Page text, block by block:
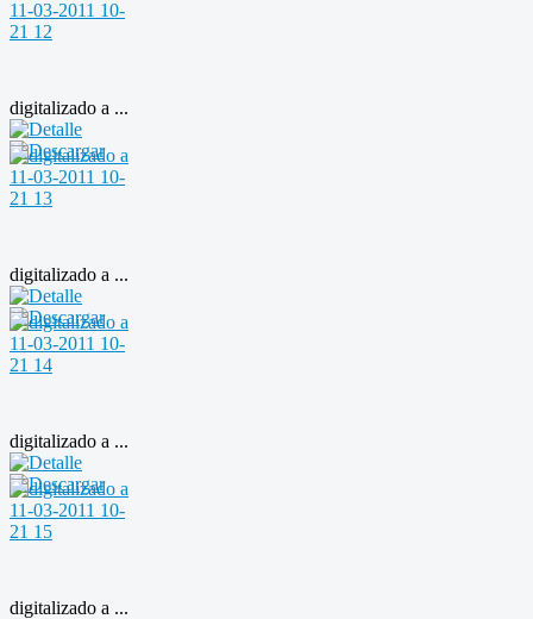
digitalizado a ...
digitalizado a ...
digitalizado a ...
digitalizado a ...